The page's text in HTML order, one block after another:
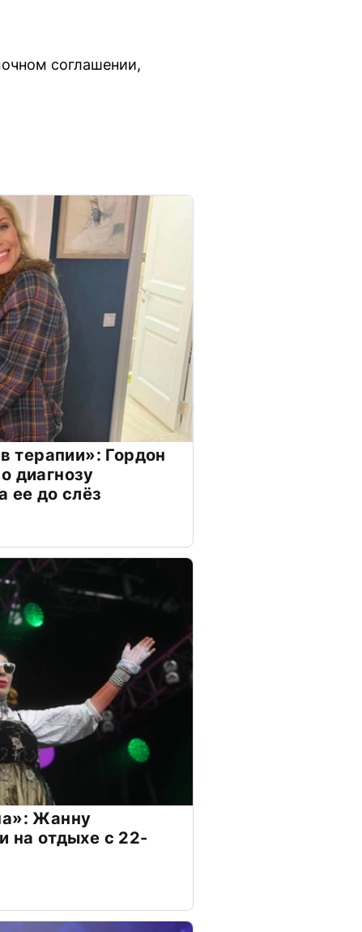
соглашении,
терапии»: Гордон
диагнозу
ее до слёз
Жанну
на отдыхе с 22-